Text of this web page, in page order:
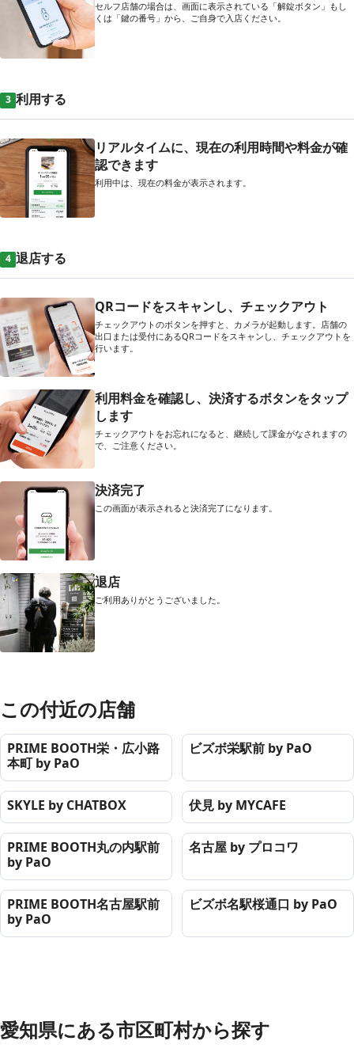
セルフ店舗の場合は、画面に表示されている「解錠ボタン」もし
くは「鍵の番号」から、ご自身で入店ください。
3 利用する
リアルタイムに、現在の利用時間や料金が確
認できます
利用中は、現在の料金が表示されます。
4 退店する
QRコードをスキャンし、チェックアウト
チェックアウトのボタンを押すと、カメラが起動します。店舗の
出口または受付にあるQRコードをスキャンし、チェックアウトを
行います。
利用料金を確認し、決済するボタンをタップ
します
チェックアウトをお忘れになると、継続して課金がなされますの
で、ご注意ください。
決済完了
この画面が表示されると決済完了になります。
退店
ご利用ありがとうございました。
この付近の店舗
PRIME BOOTH栄・広小路
本町 by PaO
ビズボ栄駅前 by PaO
SKYLE by CHATBOX 伏見 by MYCAFE
PRIME BOOTH丸の内駅前
by PaO
名古屋 by プロコワ
PRIME BOOTH名古屋駅前
by PaO
ビズボ名駅桜通口 by PaO
愛知県にある市区町村から探す